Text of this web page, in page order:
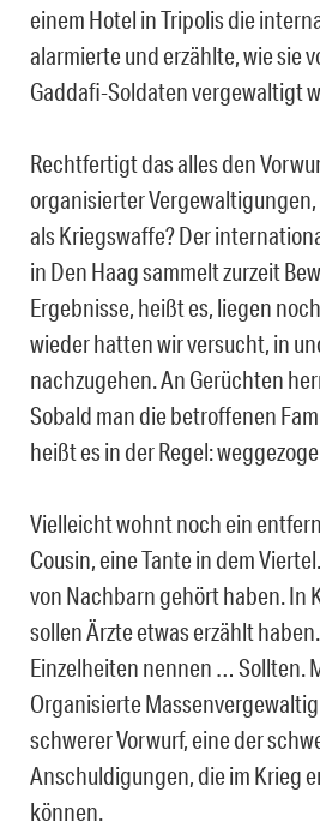
einem Hotel in Tripolis die
alarmierte und erzählte, wie sie
Gaddafi-Soldaten vergewaltigt
Rechtfertigt das alles den
organisierter
als Kriegswaffe? Der
in Den Haag sammelt zurzeit
Ergebnisse, heißt es, liegen
wieder hatten wir versucht, in
nachzugehen. An Gerüchten
Sobald man die betroffenen
heißt es in der Regel:
Vielleicht wohnt noch ein
Cousin, eine Tante in dem
von Nachbarn gehört haben. In
sollen Ärzte etwas erzählt
Einzelheiten nennen … Sollten.
Organisierte
schwerer Vorwurf, eine der
Anschuldigungen, die im Krieg
können.